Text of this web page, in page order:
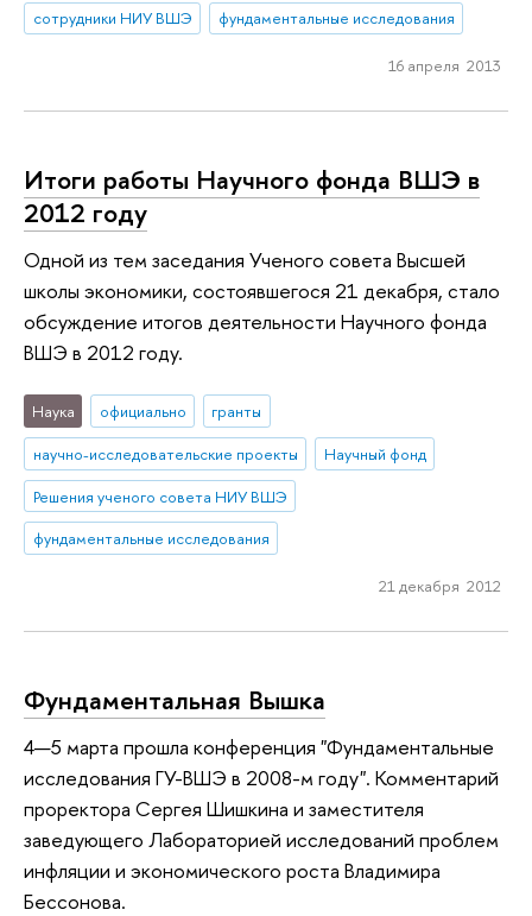
сотрудники НИУ ВШЭ фундаментальные исследования
16 апреля 2013
Итоги работы Научного фонда ВШЭ в
2012 году
Одной из тем заседания Ученого совета Высшей
школы экономики, состоявшегося 21 декабря, стало
обсуждение итогов деятельности Научного фонда
ВШЭ в 2012 году.
Наука официально
гранты
научно-исследовательские проекты
Научный фонд
Решения ученого совета НИУ ВШЭ
фундаментальные исследования
21 декабря 2012
Фундаментальная Вышка
4—5 марта прошла конференция "Фундаментальные
исследования ГУ-ВШЭ в 2008-м году". Комментарий
проректора Сергея Шишкина и заместителя
заведующего Лабораторией исследований проблем
инфляции и экономического роста Владимира
Бессонова.